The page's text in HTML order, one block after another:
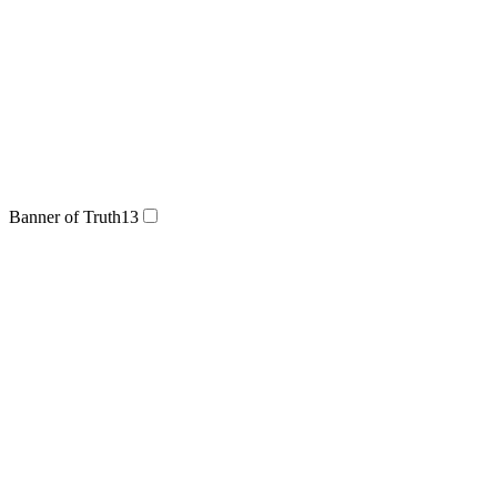
Banner of Truth13